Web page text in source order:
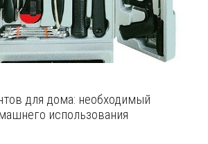
для дома: необходимый
использования